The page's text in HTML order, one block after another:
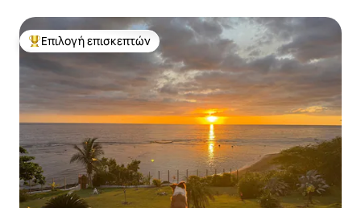
Κορυφαία επιλογή επισκεπτών
Επιλογή επισκεπτών